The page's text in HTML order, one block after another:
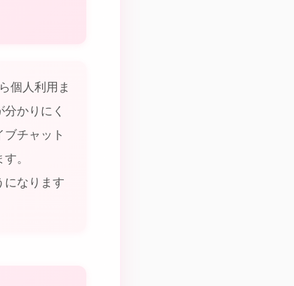
個人利用ま
かりにく
チャット
。
になります